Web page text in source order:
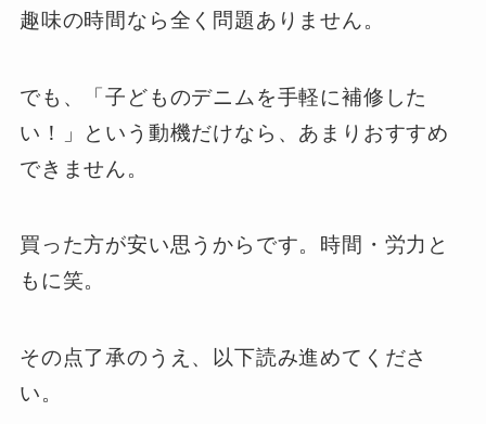
趣味の時間なら全く問題ありません。
でも、「子どものデニムを手軽に補修した
い！」という動機だけなら、あまりおすすめ
できません。
買った方が安い思うからです。時間・労力と
もに笑。
その点了承のうえ、以下読み進めてくださ
い。